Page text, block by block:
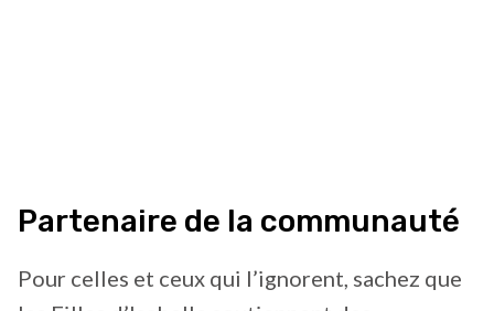
Partenaire de la communauté
Pour celles et ceux qui l’ignorent, sachez que